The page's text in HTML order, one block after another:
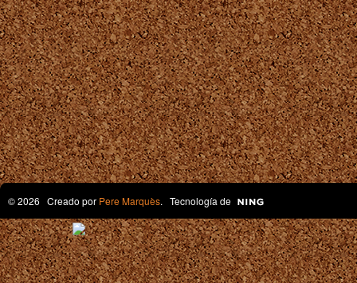
© 2026 Creado por Pere Marquès. Tecnología de